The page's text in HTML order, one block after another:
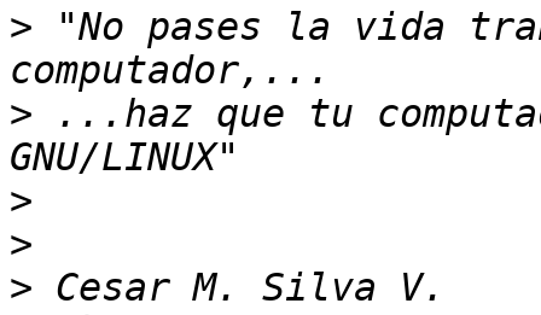
> "No pases la vida
> ...haz que tu
>
>
>